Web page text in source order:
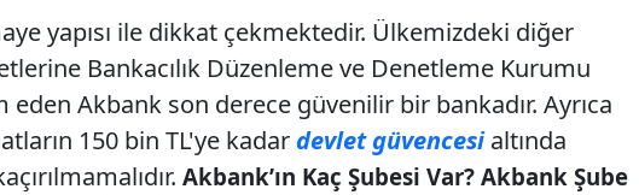
yapısı ile dikkat çekmektedir. Ülkemizdeki diğer
Bankacılık Düzenleme ve Denetleme Kurumu
Akbank son derece güvenilir bir bankadır. Ayrıca
150 bin TL'ye kadar devlet güvencesialtında
Akbank’ın Kaç Şubesi Var? Akbank Şube